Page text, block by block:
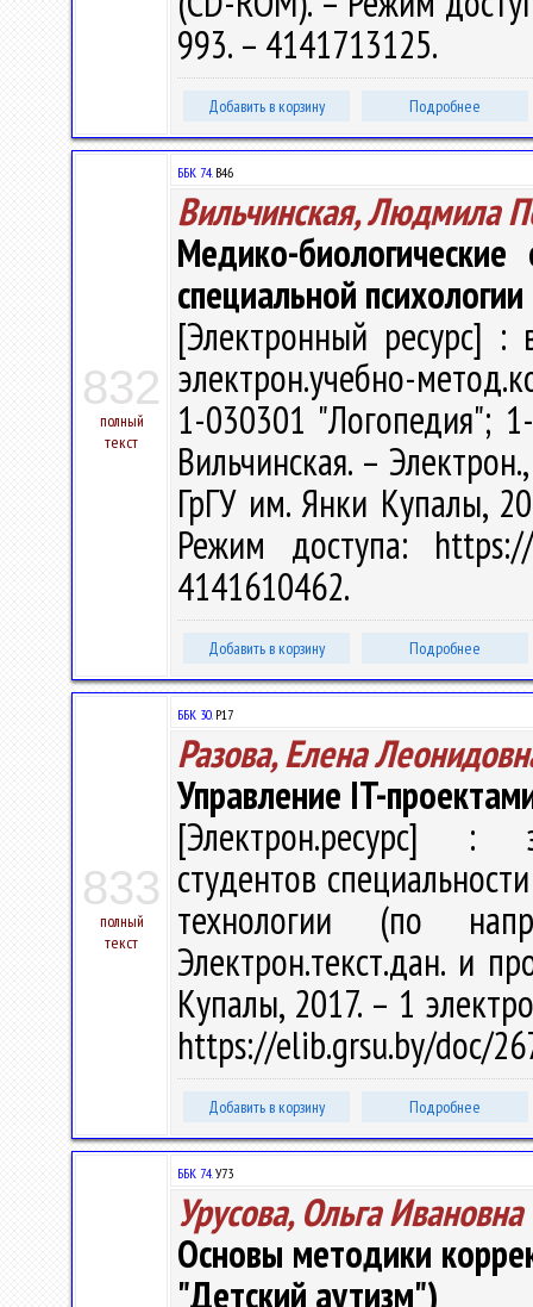
993. – 4141713125.
Добавить в корзину Подробнее
832
полный
текст
ББК 74.В46
Вильчинская, Людмила
Медико-
специальной психологии
[Электронный ресурс]
электрон.учебно-
1-030301 "Логопедия";
Вильчинская. –
ГрГУ им. Янки Купалы,
Режим доступа:
4141610462.
Добавить в корзину Подробнее
833
полный
текст
ББК 30.Р17
Разова, Елена
Управление IT-
[Электрон.ресурс] :
студентов
технологии (по
Электрон.текст.дан. и
Купалы, 2017. – 1
https://elib.grsu.by/doc/
Добавить в корзину Подробнее
ББК 74.У73
Урусова, Ольга Ивановна
Основы методики
"Детский аутизм")